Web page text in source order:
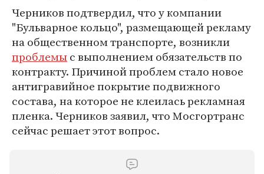
Черников подтвердил, что у компании
"Бульварное кольцо", размещающей рекламу
на общественном транспорте, возникли
проблемыс выполнением обязательств по
контракту. Причиной проблем стало новое
антигравийное покрытие подвижного
состава, на которое не клеилась рекламная
пленка. Черников заявил, что Мосгортранс
сейчас решает этот вопрос.